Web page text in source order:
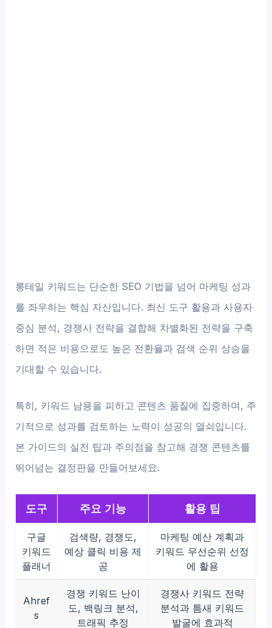
롱테일 키워드는 단순한 SEO 기법을 넘어 마케팅 성과
를 좌우하는 핵심 자산입니다. 최신 도구 활용과 사용자
중심 분석, 경쟁사 전략을 결합해 차별화된 전략을 구축
하면 적은 비용으로도 높은 전환율과 검색 순위 상승을
기대할 수 있습니다.
특히, 키워드 남용을 피하고 콘텐츠 품질에 집중하며, 주
기적으로 성과를 검토하는 노력이 성공의 열쇠입니다.
본 가이드의 실전 팁과 주의점을 참고해 경쟁 콘텐츠를
뛰어넘는 결정판을 만들어보세요.
도구 주요 기능 활용 팁
구글
키워드
플래너
검색량, 경쟁도,
예상 클릭 비용 제
공
마케팅 예산 계획과
키워드 우선순위 선정
에 활용
Ahref
s
경쟁 키워드 난이
도, 백링크 분석,
트래픽 추정
경쟁사 키워드 전략
분석과 틈새 키워드
발굴에 효과적